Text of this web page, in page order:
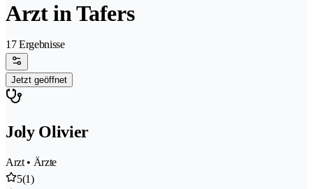
Arzt in Tafers
17 Ergebnisse
Jetzt geöffnet
Joly Olivier
Arzt • Ärzte
5(1)